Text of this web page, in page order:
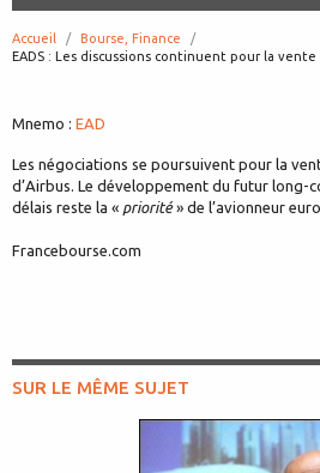
Accueil
Bourse, Finance
page:
EADS : Les discussions continuent pour la
Mnemo : EAD
Les négociations se poursuivent pour la
d’Airbus. Le développement du futur long-
délais reste la « priorité» de l’avionneur
Francebourse.com
SUR LE MÊME SUJET